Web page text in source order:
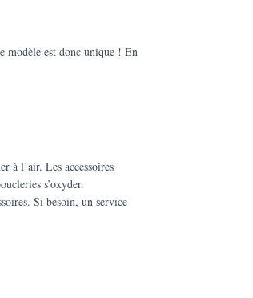
modèle est donc unique ! En
à l’air. Les accessoires
s’oxyder.
Si besoin, un service